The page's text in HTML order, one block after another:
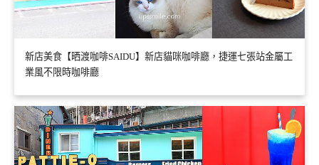
新店美食【晒渡咖啡SAIDU】新店貓咪咖啡廳，捷運七張站金屬工
業風不限時咖啡廳